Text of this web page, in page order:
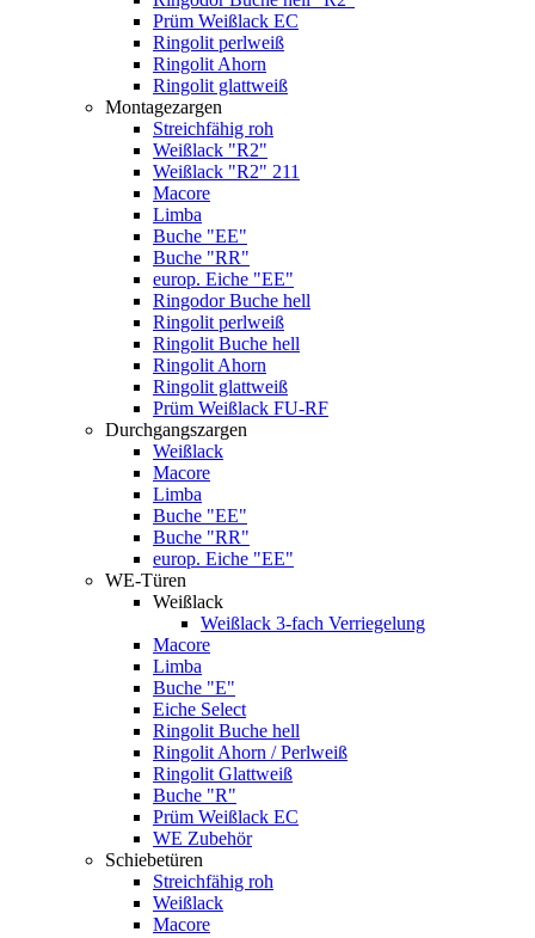
Prüm Weißlack EC
Ringolit perlweiß
Ringolit Ahorn
Ringolit glattweiß
Montagezargen
Streichfähig roh
Weißlack "R2"
Weißlack "R2" 211
Macore
Limba
Buche "EE"
Buche "RR"
europ. Eiche "EE"
Ringodor Buche hell
Ringolit perlweiß
Ringolit Buche hell
Ringolit Ahorn
Ringolit glattweiß
Prüm Weißlack FU-RF
Durchgangszargen
Weißlack
Macore
Limba
Buche "EE"
Buche "RR"
europ. Eiche "EE"
WE-Türen
Weißlack
Weißlack 3-fach Verriegelung
Macore
Limba
Buche "E"
Eiche Select
Ringolit Buche hell
Ringolit Ahorn / Perlweiß
Ringolit Glattweiß
Buche "R"
Prüm Weißlack EC
WE Zubehör
Schiebetüren
Streichfähig roh
Weißlack
Macore